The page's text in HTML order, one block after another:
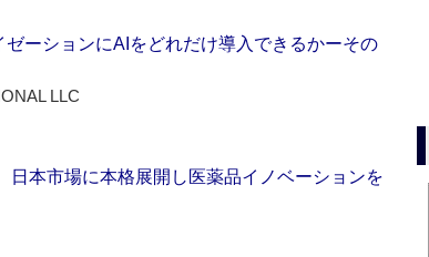
ーションにAIをどれだけ導入できるかーその
LLC
日本市場に本格展開し医薬品イノベーションを